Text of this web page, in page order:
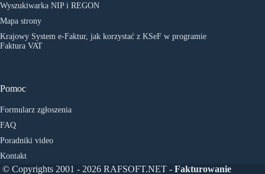
Wyszukiwarka NIP i REGON
Mapa strony
Krajowy System e-Faktur, jak korzystać z KSeF w programie
Faktura VAT
Pomoc
Formularz zgłoszenia
FAQ
Poradniki video
Kontakt
© Copyrights 2001 - 2026 RAFSOFT.NET - Fakturowanie